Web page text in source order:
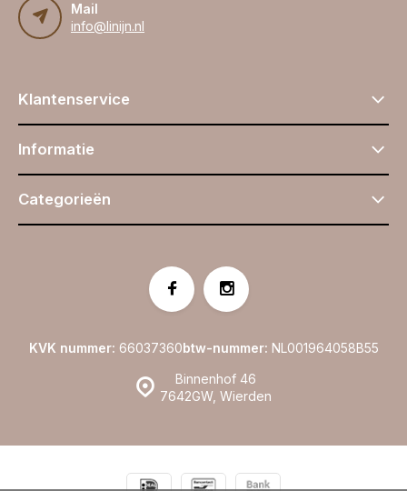
Mail
info@linijn.nl
Klantenservice
Informatie
Categorieën
Binnenhof 46
7642GW, Wierden
KVK nummer: 66037360btw-nummer: NL001964058B55